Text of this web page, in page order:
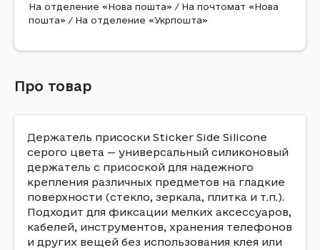
На отделение «Нова пошта» / На почтомат «Нова
пошта» / На отделение «Укрпошта»
Про товар
Держатель присоски Sticker Side Silicone
серого цвета — универсальный силиконовый
держатель с присоской для надежного
крепления различных предметов на гладкие
поверхности (стекло, зеркала, плитка и т.п.).
Подходит для фиксации мелких аксессуаров,
кабелей, инструментов, хранения телефонов
и других вещей без использования клея или